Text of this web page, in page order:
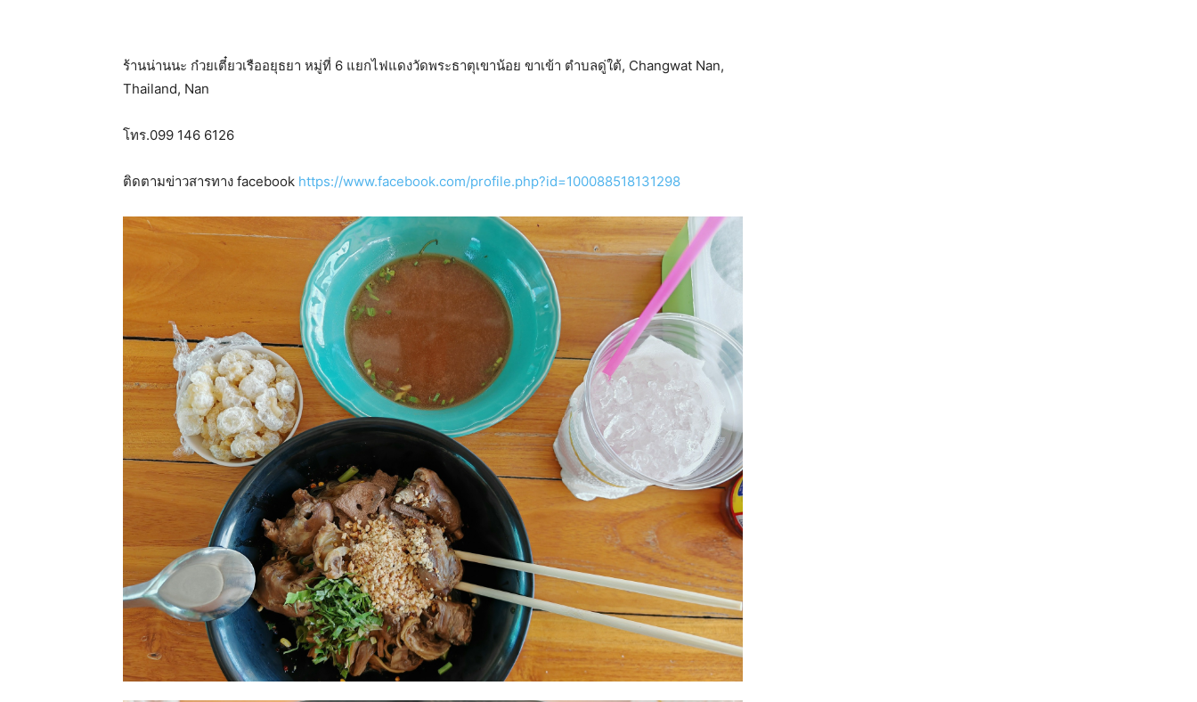
ร้านน่านนะ ก๋วยเตี๋ยวเรืออยุธยา หมู่ที่ 6 แยกไฟแดงวัดพระธาตุเขาน้อย ขาเข้า ตำบลดู่ใต้, Changwat Nan,
Thailand, Nan
โทร.099 146 6126
ติดตามข่าวสารทาง facebook https://www.facebook.com/profile.php?id=100088518131298